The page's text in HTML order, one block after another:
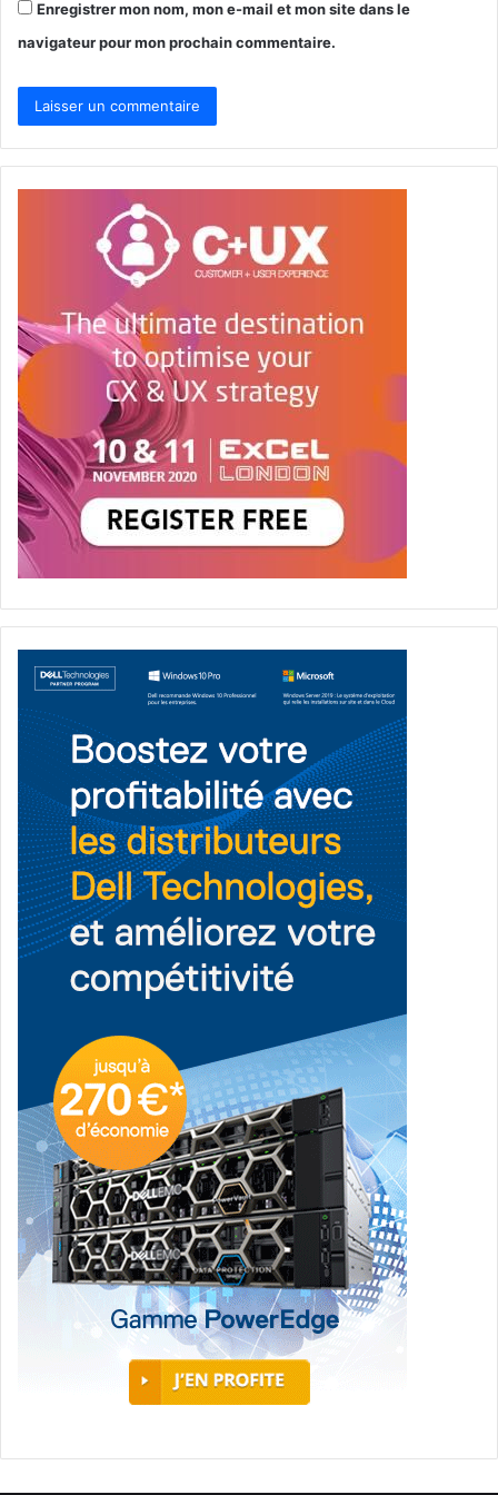
Enregistrer mon nom, mon e-mail et mon site dans le
navigateur pour mon prochain commentaire.